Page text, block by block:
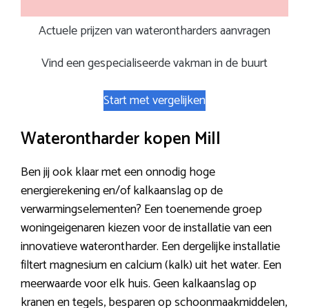
Actuele prijzen van waterontharders aanvragen
Vind een gespecialiseerde vakman in de buurt
Start met vergelijken
Waterontharder kopen Mill
Ben jij ook klaar met een onnodig hoge
energierekening en/of kalkaanslag op de
verwarmingselementen? Een toenemende groep
woningeigenaren kiezen voor de installatie van een
innovatieve waterontharder. Een dergelijke installatie
filtert magnesium en calcium (kalk) uit het water. Een
meerwaarde voor elk huis. Geen kalkaanslag op
kranen en tegels, besparen op schoonmaakmiddelen,